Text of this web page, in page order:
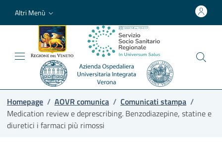
Altri Menù
Homepage / AOVR comunica / Comunicati stampa /
Medication review e deprescribing. Benzodiazepine, statine e
diuretici i farmaci più rimossi